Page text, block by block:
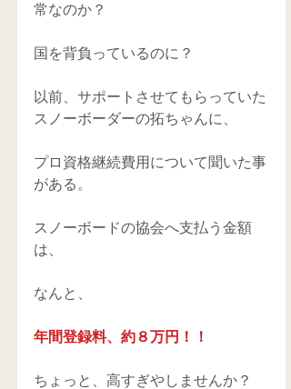
常なのか？
国を背負っているのに？
以前、サポートさせてもらっていた
スノーボーダーの拓ちゃんに、
プロ資格継続費用について聞いた事
がある。
スノーボードの協会へ支払う金額
は、
なんと、
年間登録料、約８万円！！
ちょっと、高すぎやしませんか？